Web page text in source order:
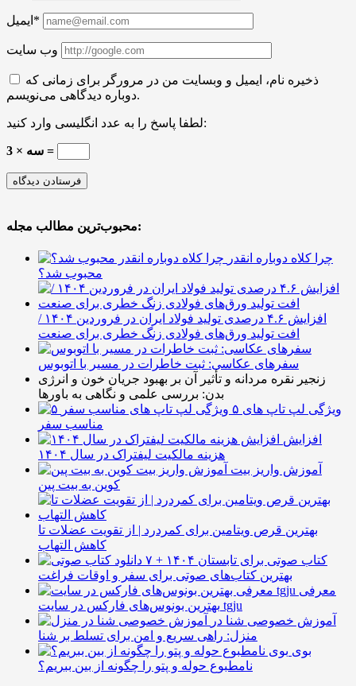
ایمیل*
وب سایت
ذخیره نام، ایمیل و وبسایت من در مرورگر برای زمانی که
دوباره دیدگاهی می‌نویسم.
لطفا پاسخ را به عدد انگلیسی وارد کنید:
سه × 3 =
محبوب‌ترین مطالب مجله:
چرا کلاه دوباره انقدر
محبوب شد؟
افزایش ۴.۶ درصدی تولید فولاد ایران در فروردین ۱۴۰۴ /
افت تولید ورق‌های فولادی زنگ خطری برای صنعت
سفرهای عکاسی: ثبت خاطرات در مسیر با اتوبوس
زنجیر نقره مردانه و تأثیر آن بر بهبود جریان خون و انرژی
بدن: بررسی علمی و نگاهی به باورها
۵ ویژگی لپ تاپ های
مناسب سفر
افزایش
هزینه مالکیت لیفتراک در سال ۱۴۰۴
آموزش واریز بیت
کوین به بیت پین
بهترین قرص ویتامین برای کمردرد | از تقویت عضلات تا
کاهش التهاب
۷ کتاب صوتی برای تابستان ۱۴۰۴ +
بهترین کتاب‌های صوتی برای سفر و اوقات فراغت
معرفی
بهترین بونوس‌های فارکس در سایت tgju
آموزش خصوصی شنا در
منزل: راهی سریع و امن برای تسلط بر شنا
بوی
نامطبوع حوله و پتو را چگونه از بین ببریم؟